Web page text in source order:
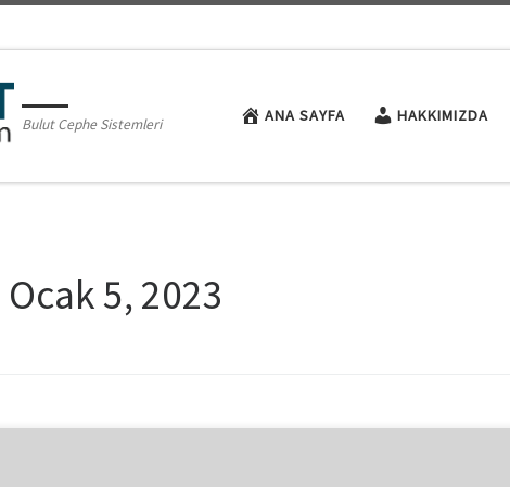
Bulut Cephe Sistemleri ANA SAYFA HAKKIMIZDA
Ocak 5, 2023